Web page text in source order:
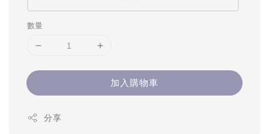
數量
加入購物車
分享